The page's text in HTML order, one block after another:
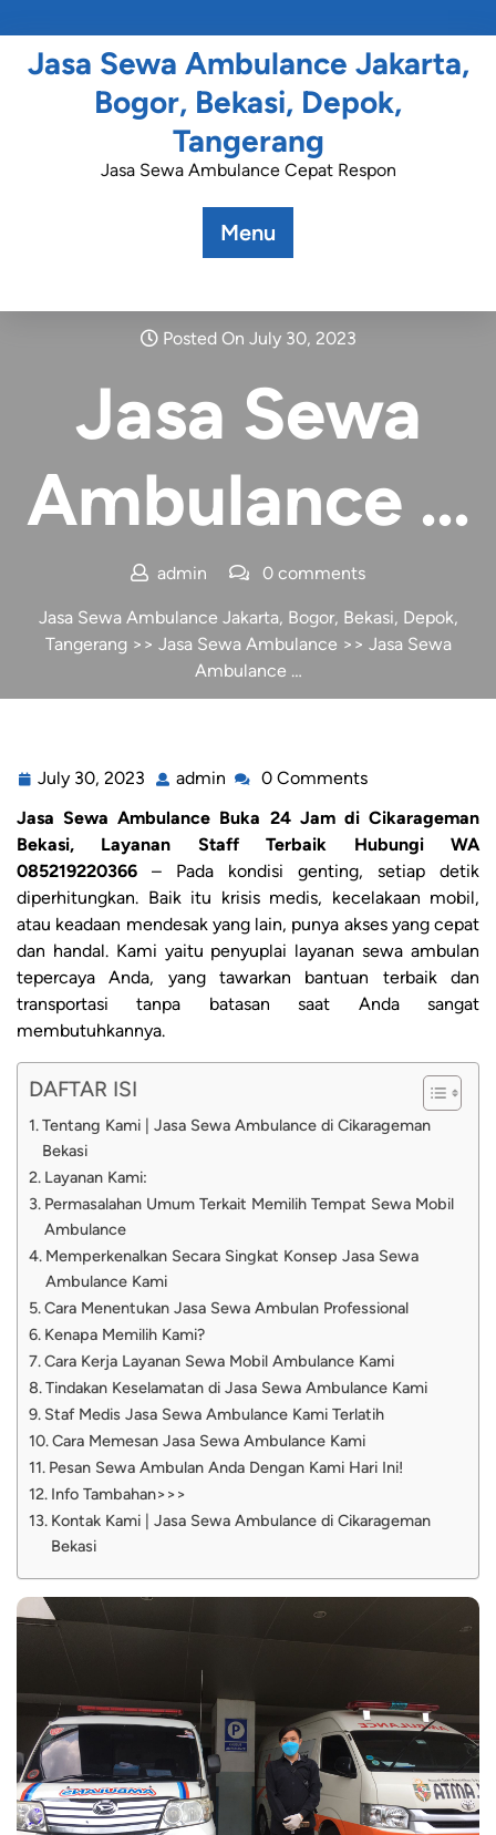
Jasa Sewa Ambulance Jakarta,
Bogor, Bekasi, Depok,
Tangerang
Jasa Sewa Ambulance Cepat Respon
Menu
Posted On July 30, 2023
Jasa Sewa
Ambulance …
admin 0 comments
Jasa Sewa Ambulance Jakarta, Bogor, Bekasi, Depok,
Tangerang>> Jasa Sewa Ambulance >> Jasa Sewa
Ambulance …
July 30, 2023 admin
0 Comments
Jasa Sewa Ambulance Buka 24 Jam di Cikarageman
Bekasi, Layanan Staff Terbaik Hubungi WA
085219220366 – Pada kondisi genting, setiap detik
diperhitungkan. Baik itu krisis medis, kecelakaan mobil,
atau keadaan mendesak yang lain, punya akses yang cepat
dan handal. Kami yaitu penyuplai layanan sewa ambulan
tepercaya Anda, yang tawarkan bantuan terbaik dan
transportasi tanpa batasan saat Anda sangat
membutuhkannya.
DAFTAR ISI
Tentang Kami | Jasa Sewa Ambulance di Cikarageman
Bekasi
Layanan Kami:
Permasalahan Umum Terkait Memilih Tempat Sewa Mobil
Ambulance
Memperkenalkan Secara Singkat Konsep Jasa Sewa
Ambulance Kami
Cara Menentukan Jasa Sewa Ambulan Professional
Kenapa Memilih Kami?
Cara Kerja Layanan Sewa Mobil Ambulance Kami
Tindakan Keselamatan di Jasa Sewa Ambulance Kami
Staf Medis Jasa Sewa Ambulance Kami Terlatih
Cara Memesan Jasa Sewa Ambulance Kami
Pesan Sewa Ambulan Anda Dengan Kami Hari Ini!
Info Tambahan>>>
Kontak Kami | Jasa Sewa Ambulance di Cikarageman
Bekasi